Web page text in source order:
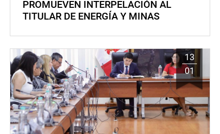
PROMUEVEN INTERPELACIÓN AL
TITULAR DE ENERGÍA Y MINAS
13
01